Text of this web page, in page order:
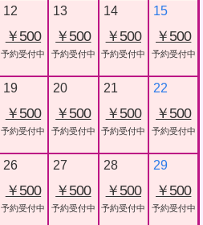
12
￥500
予約受付中
13
￥500
予約受付中
14
￥500
予約受付中
15
￥500
予約受付中
19
￥500
予約受付中
20
￥500
予約受付中
21
￥500
予約受付中
22
￥500
予約受付中
26
￥500
予約受付中
27
￥500
予約受付中
28
￥500
予約受付中
29
￥500
予約受付中